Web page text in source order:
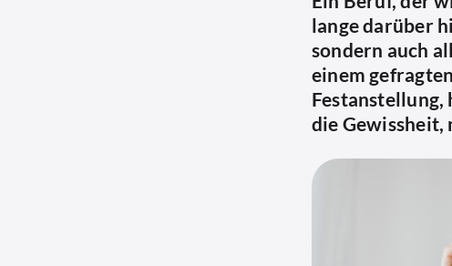
lange darüber
sondern auch
einem
die Gewissheit,